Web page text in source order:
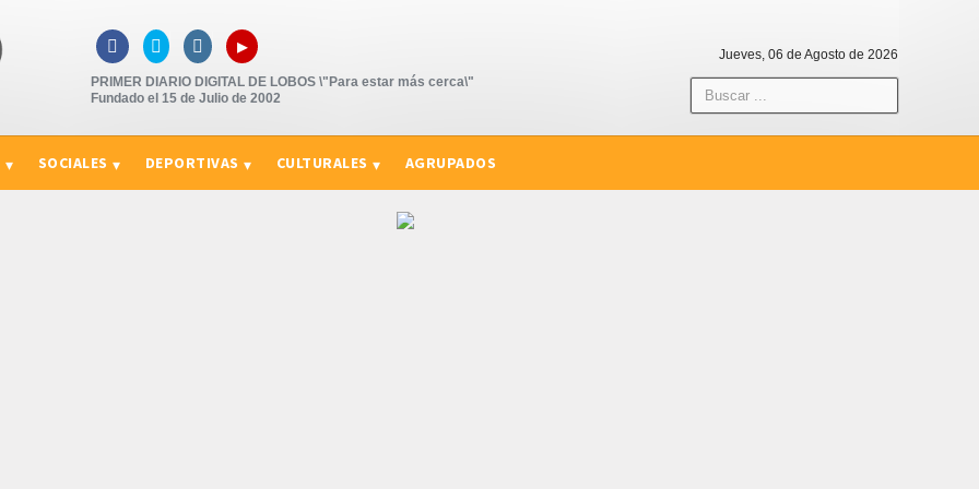
   ▸
PRIMER DIARIO DIGITAL DE LOBOS \"Para estar más cerca\"
Fundado el 15 de Julio de 2002
Jueves, 06 de Agosto de 2026
SOCIALES DEPORTIVAS CULTURALES AGRUPADOS